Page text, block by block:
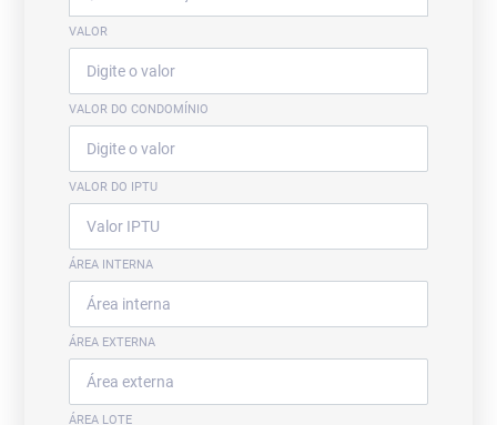
VALOR
VALOR DO CONDOMÍNIO
VALOR DO IPTU
ÁREA INTERNA
ÁREA EXTERNA
ÁREA LOTE